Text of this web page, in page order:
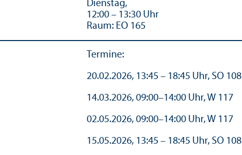
Dienstag,
12:00 – 13:30 Uhr
Raum: EO 165
Termine:
20.02.2026, 13:45 – 18:45 Uhr, SO 108
14.03.2026, 09:00–14:00 Uhr, W 117
02.05.2026, 09:00–14:00 Uhr, W 117
15.05.2026, 13:45 – 18:45 Uhr, SO 108